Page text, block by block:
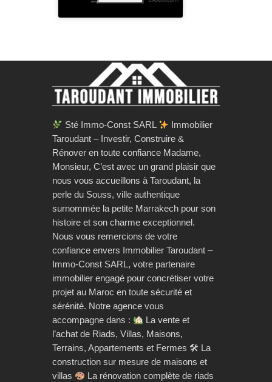
Sté Immo-Const SARL
Immobilier
Taroudant – Investir, Construire &
Rénover en toute confiance Madame,
Monsieur, C’est avec un grand plaisir que
nous vous accueillons à Taroudant, la
perle du Souss, ville authentique
surnommée la petite Marrakech pour son
histoire et son charme exceptionnel.
Nous vous remercions de votre
confiance envers Immobilier Taroudant –
Immo-Const SARL, votre partenaire
immobilier engagé pour concrétiser votre
projet au Maroc en toute sécurité et
sérénité. Notre agence vous
accompagne dans :
La vente et
l’achat de Riads, Villas, Maisons,
Terrains, Appartements et Fermes 🛠 La
construction sur mesure de maisons et
villas
La rénovation complète de riads